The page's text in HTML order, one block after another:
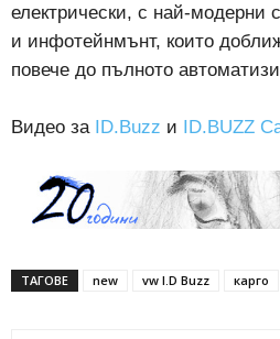
електрически, с най-модерни
и инфотейнмънт, които
повече до пълното
Видео за ID.Buzz и ID.BUZZ
ТАГОВЕ new vw I.D Buzz карго